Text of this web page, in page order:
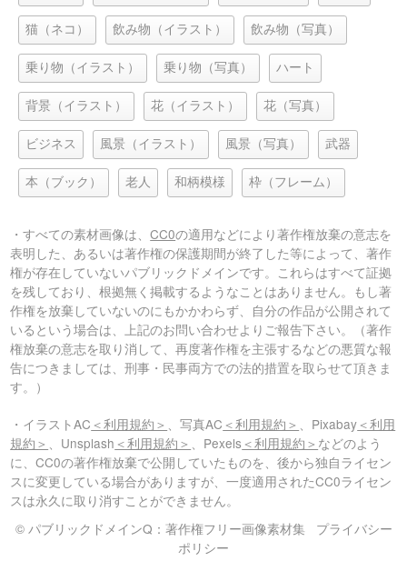
猫（ネコ） 飲み物（イラスト） 飲み物（写真）
乗り物（イラスト） 乗り物（写真） ハート
背景（イラスト） 花（イラスト） 花（写真）
ビジネス 風景（イラスト） 風景（写真） 武器
本（ブック） 老人 和柄模様 枠（フレーム）
・すべての素材画像は、CC0の適用などにより著作権放棄の意志を
表明した、あるいは著作権の保護期間が終了した等によって、著作
権が存在していないパブリックドメインです。これらはすべて証拠
を残しており、根拠無く掲載するようなことはありません。もし著
作権を放棄していないのにもかかわらず、自分の作品が公開されて
いるという場合は、上記のお問い合わせよりご報告下さい。（著作
権放棄の意志を取り消して、再度著作権を主張するなどの悪質な報
告につきましては、刑事・民事両方での法的措置を取らせて頂きま
す。）
・イラストAC ＜利用規約＞ 、写真AC ＜利用規約＞ 、Pixabay ＜利用
規約＞ 、Unsplash ＜利用規約＞ 、Pexels ＜利用規約＞ などのよう
に、CC0の著作権放棄で公開していたものを、後から独自ライセン
スに変更している場合がありますが、一度適用されたCC0ライセン
スは永久に取り消すことができません。
© パブリックドメインQ：著作権フリー画像素材集
プライバシー
ポリシー